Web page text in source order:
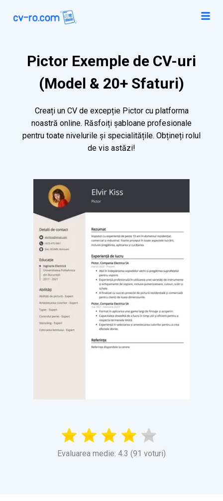
Pictor Exemple de CV-uri
(Model & 20+ Sfaturi)
Creați un CV de excepție Pictor cu platforma
noastră online. Răsfoiți șabloane profesionale
pentru toate nivelurile și specialitățile. Obțineți rolul
de vis astăzi!
Evaluarea medie: 4.3 (91 voturi)